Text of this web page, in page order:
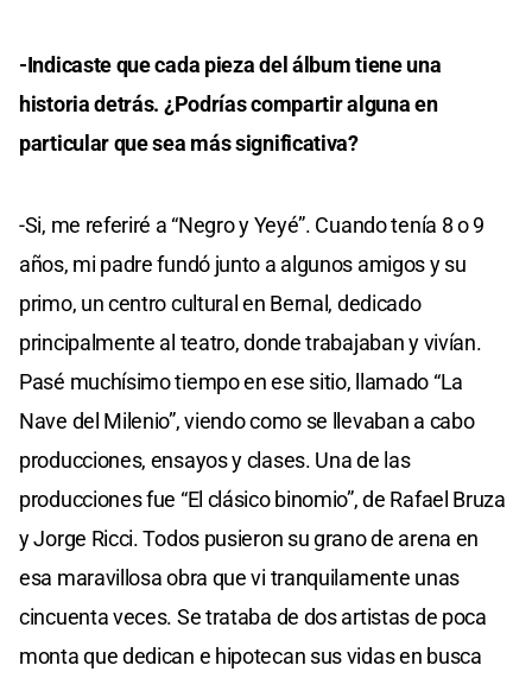
-Indicaste que cada pieza del álbum tiene una
historia detrás. ¿Podrías compartir alguna en
particular que sea más significativa?
-Si, me referiré a “Negro y Yeyé”. Cuando tenía 8 o 9
años, mi padre fundó junto a algunos amigos y su
primo, un centro cultural en Bernal, dedicado
principalmente al teatro, donde trabajaban y vivían.
Pasé muchísimo tiempo en ese sitio, llamado “La
Nave del Milenio”, viendo como se llevaban a cabo
producciones, ensayos y clases. Una de las
producciones fue “El clásico binomio”, de Rafael Bruza
y Jorge Ricci. Todos pusieron su grano de arena en
esa maravillosa obra que vi tranquilamente unas
cincuenta veces. Se trataba de dos artistas de poca
monta que dedican e hipotecan sus vidas en busca